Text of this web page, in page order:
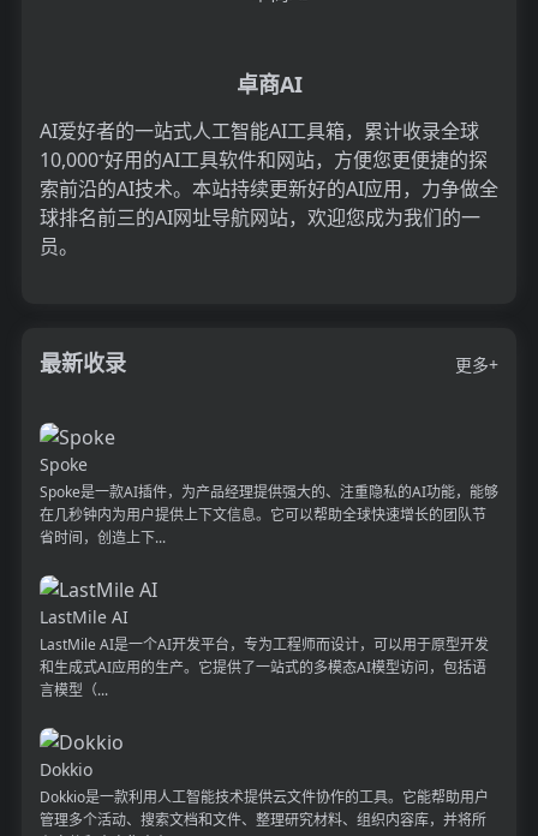
卓商AI
AI爱好者的一站式人工智能AI工具箱，累计收录全球
10,000⁺好用的AI工具软件和网站，方便您更便捷的探
索前沿的AI技术。本站持续更新好的AI应用，力争做全
球排名前三的AI网址导航网站，欢迎您成为我们的一
员。
最新收录 更多+
Spoke
Spoke是一款AI插件，为产品经理提供强大的、注重隐私的AI功能，能够
在几秒钟内为用户提供上下文信息。它可以帮助全球快速增长的团队节
省时间，创造上下...
LastMile AI
LastMile AI是一个AI开发平台，专为工程师而设计，可以用于原型开发
和生成式AI应用的生产。它提供了一站式的多模态AI模型访问，包括语
言模型（...
Dokkio
Dokkio是一款利用人工智能技术提供云文件协作的工具。它能帮助用户
管理多个活动、搜索文档和文件、整理研究材料、组织内容库，并将所